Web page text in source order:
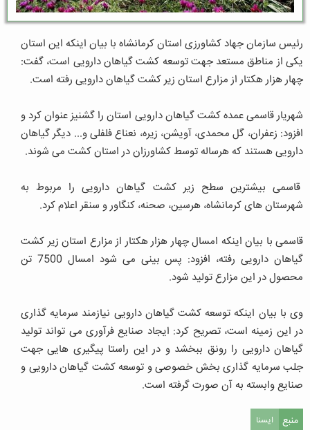
رئیس سازمان جهاد کشاورزی استان کرمانشاه با بیان اینکه این استان
یکی از مناطق مستعد جهت توسعه کشت گیاهان دارویی است، گفت:
چهار هزار هکتار از مزارع استان زیر کشت گیاهان دارویی رفته است.
شهریار قاسمی عمده کشت گیاهان دارویی استان را گشنیز عنوان کرد و
افزود: زعفران، گل محمدی، آویشن، زیره، نعناع فلفلی و... دیگر گیاهان
دارویی هستند که هرساله توسط کشاورزان در استان کشت می شوند.
قاسمی بیشترین سطح زیر کشت گیاهان دارویی را مربوط به
شهرستان های کرمانشاه، هرسین، صحنه، کنگاور و سنقر اعلام کرد.
قاسمی با بیان اینکه امسال چهار هزار هکتار از مزارع استان زیر کشت
گیاهان دارویی رفته، افزود: پس بینی می شود امسال 7500 تن
محصول در این مزارع تولید شود.
وی با بیان اینکه توسعه کشت گیاهان دارویی نیازمند سرمایه گذاری
در این زمینه است، تصریح کرد: ایجاد صنایع فرآوری می تواند تولید
گیاهان دارویی را رونق ببخشد و در این راستا پیگیری هایی جهت
جلب سرمایه گذاری بخش خصوصی و توسعه کشت گیاهان دارویی و
صنایع وابسته به آن صورت گرفته است.
منبع ایسنا